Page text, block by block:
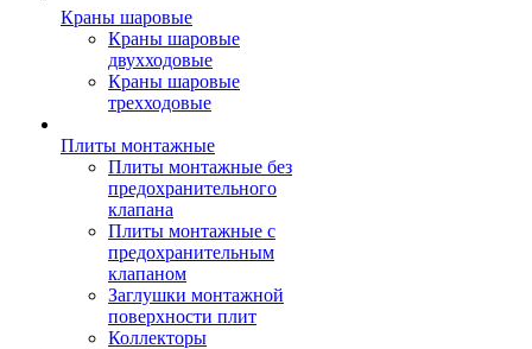
Краны шаровые
Краны шаровые
двухходовые
Краны шаровые
трехходовые
Плиты монтажные
Плиты монтажные без
предохранительного
клапана
Плиты монтажные с
предохранительным
клапаном
Заглушки монтажной
поверхности плит
Коллекторы